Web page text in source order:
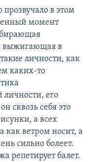
в этом
момент
выжигающая в
личности, как
каких-то
личности, его
сквозь себя это
а всех
как ветром носит, а
сильно болеет.
репетирует балет.